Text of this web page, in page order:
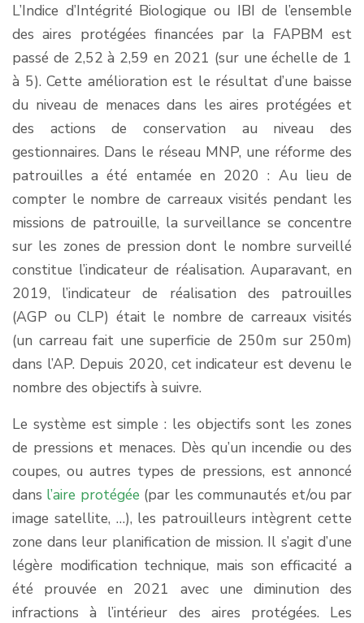
L’Indice d’Intégrité Biologique ou IBI de l’ensemble
des aires protégées financées par la FAPBM est
passé de 2,52 à 2,59 en 2021 (sur une échelle de 1
à 5). Cette amélioration est le résultat d’une baisse
du niveau de menaces dans les aires protégées et
des actions de conservation au niveau des
gestionnaires. Dans le réseau MNP, une réforme des
patrouilles a été entamée en 2020 : Au lieu de
compter le nombre de carreaux visités pendant les
missions de patrouille, la surveillance se concentre
sur les zones de pression dont le nombre surveillé
constitue l’indicateur de réalisation. Auparavant, en
2019, l’indicateur de réalisation des patrouilles
(AGP ou CLP) était le nombre de carreaux visités
(un carreau fait une superficie de 250m sur 250m)
dans l’AP. Depuis 2020, cet indicateur est devenu le
nombre des objectifs à suivre.
Le système est simple : les objectifs sont les zones
de pressions et menaces. Dès qu’un incendie ou des
coupes, ou autres types de pressions, est annoncé
dans l’aire protégée (par les communautés et/ou par
image satellite, …), les patrouilleurs intègrent cette
zone dans leur planification de mission. Il s’agit d’une
légère modification technique, mais son efficacité a
été prouvée en 2021 avec une diminution des
infractions à l’intérieur des aires protégées. Les